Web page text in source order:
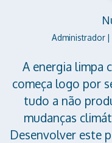
Administrador
A energia limpa
começa logo por
tudo a não
mudanças
Desenvolver este